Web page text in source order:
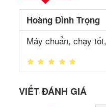
Hoàng Đình Trọng
Máy chuẩn, chạy
VIẾT ĐÁNH GIÁ